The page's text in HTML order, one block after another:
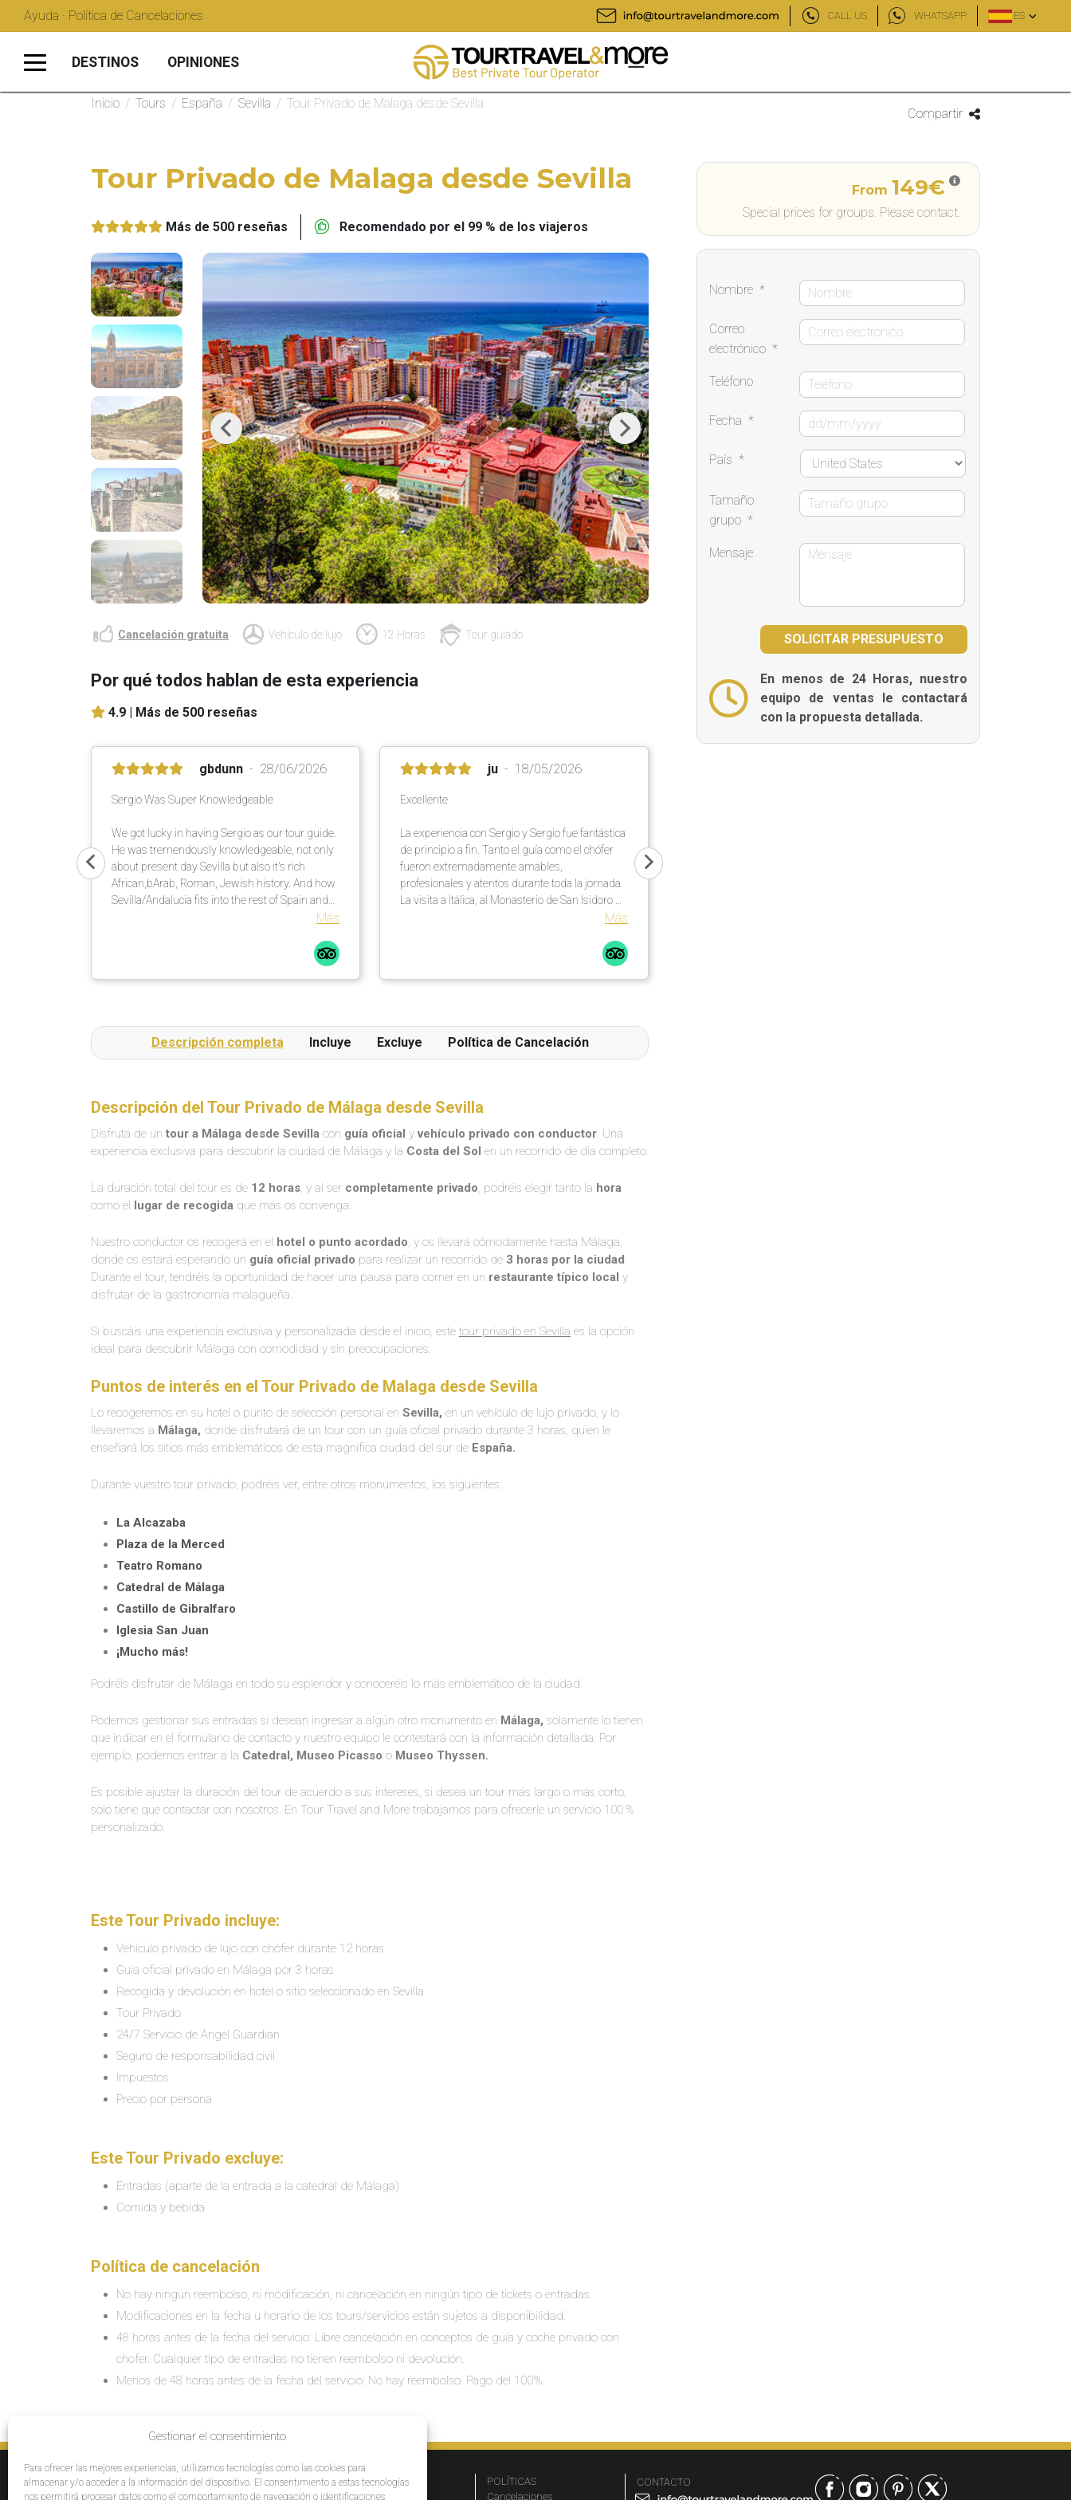
Gestionar el consentimiento
Para ofrecer las mejores experiencias, utilizamos tecnologías como las cookies para
almacenar y/o acceder a la información del dispositivo. El consentimiento a estas tecnologías
nos permitirá procesar datos como el comportamiento de navegación o identificaciones
Ayuda · Política de Cancelaciones CALL US WHATSAPP ES
DESTINOS OPINIONES
Inicio / Tours / España / Sevilla / Tour Privado de Malaga desde Sevilla
Compartir
Tour Privado de Malaga desde Sevilla
Más de 500 reseñas Recomendado por el 99 % de los viajeros
Previous Next
Cancelación gratuita Vehículo de lujo 12 Horas Tour guiado
Por qué todos hablan de esta experiencia
4.9 | Más de 500 reseñas
gbdunn 28/06/2026
Sergio Was Super Knowledgeable
We got lucky in having Sergio as our tour guide.
He was tremendously knowledgeable, not only
about present day Sevilla but also it's rich
African,bArab, Roman, Jewish history. And how
Sevilla/Andalucia fits into the rest of Spain and
Más
ju 18/05/2026
Excellente
La experiencia con Sergio y Sergio fue fantástica
de principio a fin. Tanto el guía como el chófer
fueron extremadamente amables,
profesionales y atentos durante toda la jornada.
La visita a Itálica, al Monasterio de San Isidoro y
disponibilidad de ambos durante toda la
Más
Descripción completa Incluye Excluye Política de Cancelación
Descripción del Tour Privado de Málaga desde Sevilla
Disfruta de un tour a Málaga desde Sevilla con guía oficial y vehículo privado con conductor. Una
experiencia exclusiva para descubrir la ciudad de Málaga y la Costa del Sol en un recorrido de día completo.
La duración total del tour es de 12 horas, y al ser completamente privado, podréis elegir tanto la hora
como el lugar de recogida que más os convenga.
Nuestro conductor os recogerá en el hotel o punto acordado, y os llevará cómodamente hasta Málaga,
donde os estará esperando un guía oficial privado para realizar un recorrido de 3 horas por la ciudad.
Durante el tour, tendréis la oportunidad de hacer una pausa para comer en un restaurante típico local y
disfrutar de la gastronomía malagueña.
Si buscáis una experiencia exclusiva y personalizada desde el inicio, este tour privado en Sevilla es la opción
ideal para descubrir Málaga con comodidad y sin preocupaciones.
Puntos de interés en el Tour Privado de Malaga desde Sevilla
Lo recogeremos en su hotel o punto de selección personal en Sevilla, en un vehículo de lujo privado, y lo
llevaremos a Málaga, donde disfrutará de un tour con un guía oficial privado durante 3 horas, quien le
enseñará los sitios más emblemáticos de esta magnífica ciudad del sur de España.
Durante vuestro tour privado, podréis ver, entre otros monumentos, los siguientes:
La Alcazaba
Plaza de la Merced
Teatro Romano
Catedral de Málaga
Castillo de Gibralfaro
Iglesia San Juan
¡Mucho más!
Podréis disfrutar de Málaga en todo su esplendor y conoceréis lo más emblemático de la ciudad.
Podemos gestionar sus entradas si desean ingresar a algún otro monumento en Málaga, solamente lo tienen
que indicar en el formulario de contacto y nuestro equipo le contestará con la información detallada. Por
ejemplo, podemos entrar a la Catedral, Museo Picasso o Museo Thyssen.
Es posible ajustar la duración del tour de acuerdo a sus intereses, si desea un tour más largo o más corto,
solo tiene que contactar con nosotros. En Tour Travel and More trabajamos para ofrecerle un servicio 100 %
personalizado.
Este Tour Privado incluye:
Vehículo privado de lujo con chófer durante 12 horas
Guia oficial privado en Málaga por 3 horas
Recogida y devolución en hotel o sitio seleccionado en Sevilla
Tour Privado
24/7 Servicio de Angel Guardian
Seguro de responsabilidad civil
Impuestos
Precio por persona
Este Tour Privado excluye:
Entradas (aparte de la entrada a la catedral de Málaga)
Comida y bebida
Política de cancelación
No hay ningún reembolso, ni modificación, ni cancelación en ningún tipo de tickets o entradas.
Modificaciones en la fecha u horario de los tours/servicios están sujetos a disponibilidad.
48 horas antes de la fecha del servicio: Libre cancelación en conceptos de guía y coche privado con
chofer. Cualquier tipo de entradas no tienen reembolso ni devolución.
Menos de 48 horas antes de la fecha del servicio: No hay reembolso. Pago del 100%.
From 149€
Special prices for groups. Please contact.
Nombre *
Correo
electrónico *
Teléfono
Fecha *
País *
Tamaño
grupo *
Mensaje
En menos de 24 Horas, nuestro
equipo de ventas le contactará
con la propuesta detallada.
SERVICIOS
Destinos
EMPRESA
Por qué elegirnos
POLÍTICAS
Cancelaciones
CONTACTO